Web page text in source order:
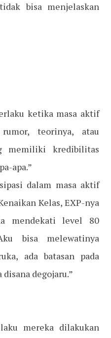
bisa menjelaskan
ketika masa aktif
teorinya, atau
memiliki kredibilitas
apa.”
dalam masa aktif
Kelas, EXP-nya
mendekati level 80
bisa melewatinya
ada batasan pada
degojaru.”
mereka dilakukan